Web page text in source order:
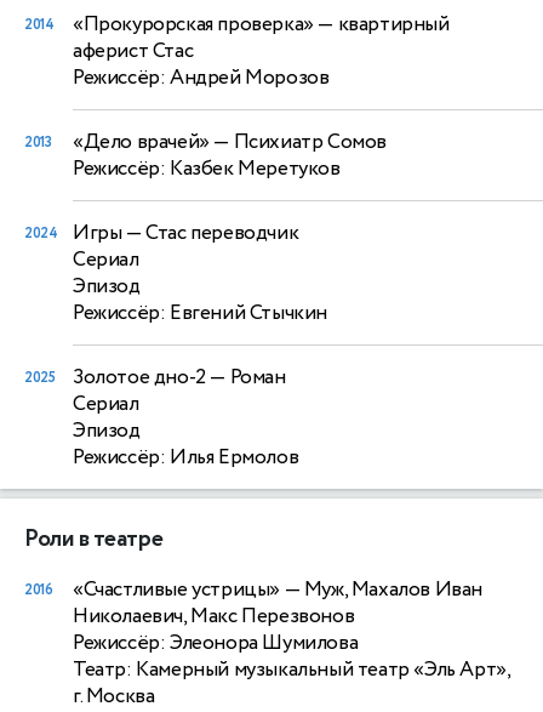
2014 «Прокурорская проверка» — квартирный
аферист Стас
Режиссёр: Андрей Морозов
2013 «Дело врачей» — Психиатр Сомов
Режиссёр: Казбек Меретуков
2024 Игры— Стас переводчик
Сериал
Эпизод
Режиссёр: Евгений Стычкин
2025 Золотое дно-2— Роман
Сериал
Эпизод
Режиссёр: Илья Ермолов
Роли в театре
2016 «Счастливые устрицы» — Муж, Махалов Иван
Николаевич, Макс Перезвонов
Режиссёр: Элеонора Шумилова
Театр: Камерный музыкальный театр «Эль Арт»,
г. Москва